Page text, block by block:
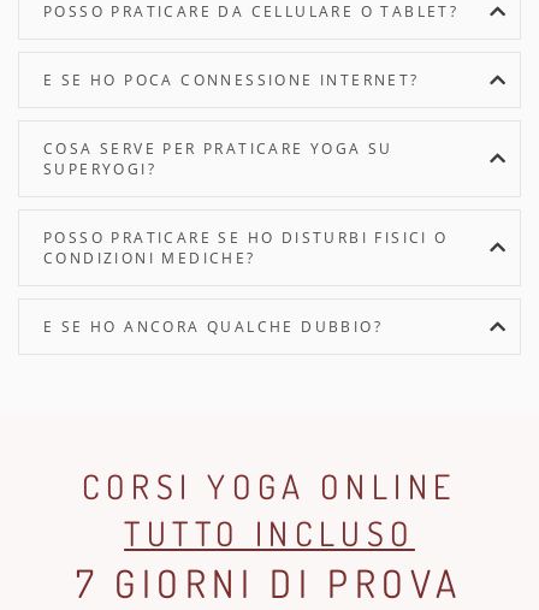
POSSO PRATICARE DA CELLULARE O TABLET?
E SE HO POCA CONNESSIONE INTERNET?
COSA SERVE PER PRATICARE YOGA SU
SUPERYOGI?
POSSO PRATICARE SE HO DISTURBI FISICI O
CONDIZIONI MEDICHE?
E SE HO ANCORA QUALCHE DUBBIO?
CORSI YOGA ONLINE
TUTTO INCLUSO
7 GIORNI DI PROVA